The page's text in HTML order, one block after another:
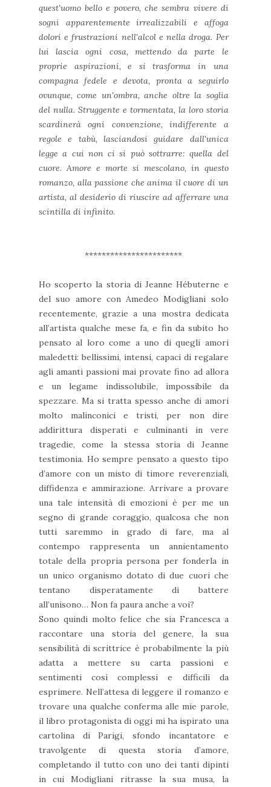
quest'uomo bello e povero, che sembra vivere di
sogni apparentemente irrealizzabili e affoga
dolori e frustrazioni nell'alcol e nella droga. Per
lui lascia ogni cosa, mettendo da parte le
proprie aspirazioni, e si trasforma in una
compagna fedele e devota, pronta a seguirlo
ovunque, come un'ombra, anche oltre la soglia
del nulla. Struggente e tormentata, la loro storia
scardinerà ogni convenzione, indifferente a
regole e tabù, lasciandosi guidare dall'unica
legge a cui non ci si può sottrarre: quella del
cuore. Amore e morte si mescolano, in questo
romanzo, alla passione che anima il cuore di un
artista, al desiderio di riuscire ad afferrare una
scintilla di infinito.
***********************
Ho scoperto la storia di Jeanne Hébuterne e
del suo amore con Amedeo Modigliani solo
recentemente, grazie a una mostra dedicata
all’artista qualche mese fa, e fin da subito ho
pensato al loro come a uno di quegli amori
maledetti: bellissimi, intensi, capaci di regalare
agli amanti passioni mai provate fino ad allora
e un legame indissolubile, impossibile da
spezzare. Ma si tratta spesso anche di amori
molto malinconici e tristi, per non dire
addirittura disperati e culminanti in vere
tragedie, come la stessa storia di Jeanne
testimonia. Ho sempre pensato a questo tipo
d’amore con un misto di timore reverenziali,
diffidenza e ammirazione. Arrivare a provare
una tale intensità di emozioni è per me un
segno di grande coraggio, qualcosa che non
tutti saremmo in grado di fare, ma al
contempo rappresenta un annientamento
totale della propria persona per fonderla in
un unico organismo dotato di due cuori che
tentano disperatamente di battere
all’unisono… Non fa paura anche a voi?
Sono quindi molto felice che sia Francesca a
raccontare una storia del genere, la sua
sensibilità di scrittrice è probabilmente la più
adatta a mettere su carta passioni e
sentimenti così complessi e difficili da
esprimere. Nell’attesa di leggere il romanzo e
trovare una qualche conferma alle mie parole,
il libro protagonista di oggi mi ha ispirato una
cartolina di Parigi, sfondo incantatore e
travolgente di questa storia d’amore,
completando il tutto con uno dei tanti dipinti
in cui Modigliani ritrasse la sua musa, la